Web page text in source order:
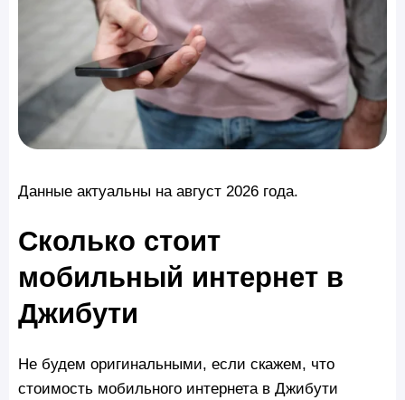
Данные актуальны на август 2026 года.
Сколько стоит
мобильный интернет в
Джибути
Не будем оригинальными, если скажем, что
стоимость мобильного интернета в Джибути